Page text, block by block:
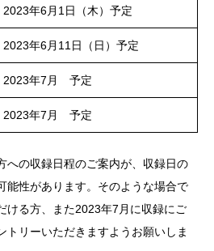
2023年6月1日（木）予定
2023年6月11日（日）予定
2023年7月 予定
2023年7月 予定
への収録日程のご案内が、収録日の
能性があります。そのような場合で
ける方、また2023年7月に収録にご
トリーいただきますようお願いしま